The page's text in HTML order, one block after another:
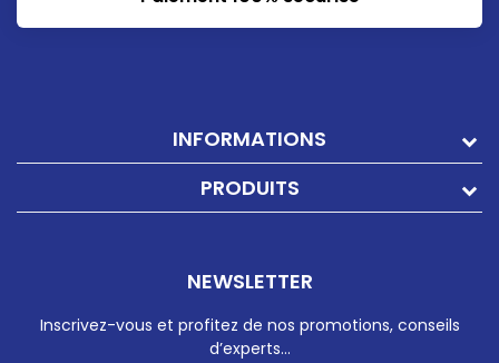
INFORMATIONS
PRODUITS
NEWSLETTER
Inscrivez-vous et profitez de nos promotions, conseils
d’experts…